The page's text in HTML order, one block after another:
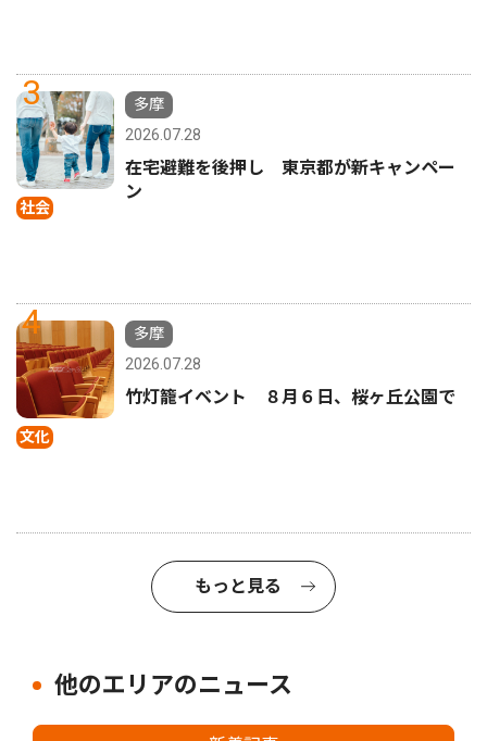
3
社会
多摩
2026.07.28
在宅避難を後押し 東京都が新キャンペー
ン
4
文化
多摩
2026.07.28
竹灯籠イベント ８月６日、桜ヶ丘公園で
もっと見る
他のエリアのニュース